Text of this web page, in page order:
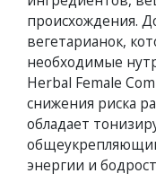
происхождения.
вегетарианок,
необходимые
Herbal Female
снижения риска
обладает
энергии и